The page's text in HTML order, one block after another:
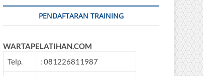
u
u
PENDAFTARAN TRAINING
WARTAPELATIHAN.COM
Telp.
: 081226811987